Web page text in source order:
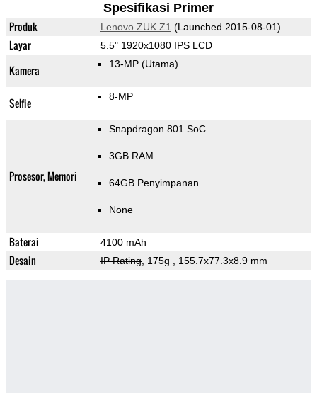
Spesifikasi Primer
Produk Lenovo ZUK Z1 (Launched 2015-08-01)
Layar 5.5" 1920x1080 IPS LCD
Kamera 13-MP (Utama)
Selfie 8-MP
Prosesor, Memori
Snapdragon 801 SoC
3GB RAM
64GB Penyimpanan
None
Baterai 4100 mAh
Desain IP Rating, 175g , 155.7x77.3x8.9 mm